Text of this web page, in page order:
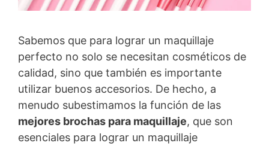
Sabemos que para lograr un maquillaje
perfecto no solo se necesitan cosméticos de
calidad, sino que también es importante
utilizar buenos accesorios. De hecho, a
menudo subestimamos la función de las
mejores brochas para maquillaje, que son
esenciales para lograr un maquillaje